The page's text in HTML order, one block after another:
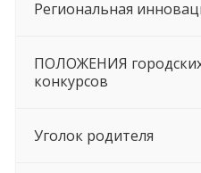
Региональная
ПОЛОЖЕНИЯ
конкурсов
Уголок родителя